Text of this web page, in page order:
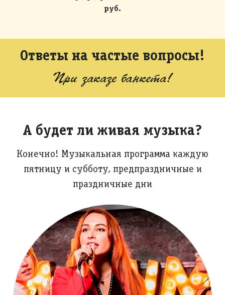
руб.
Ответы на частые вопросы!
При заказе банкета!
А будет ли живая музыка?
Конечно! Музыкальная программа каждую
пятницу и субботу, предпраздничные и
праздничные дни